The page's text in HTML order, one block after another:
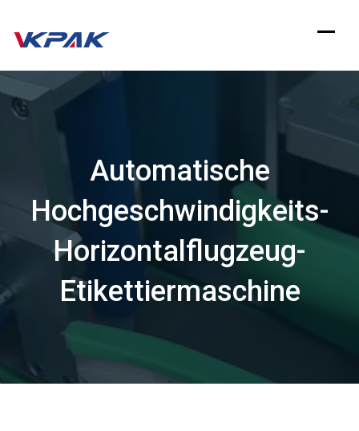
Inhalt
springen
Automatische
Hochgeschwindigkeits-
Horizontalflugzeug-
Etikettiermaschine